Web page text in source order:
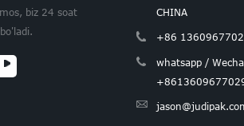
biz 24 soat
CHINA
+86
whatsapp /